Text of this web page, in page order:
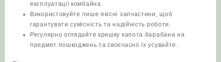
експлуатації комбайна.
Використовуйте лише якісні запчастини, щоб
гарантувати сумісність та надійність роботи.
Регулярно оглядайте кришку капота барабана на
предмет пошкоджень та своєчасно їх усувайте.